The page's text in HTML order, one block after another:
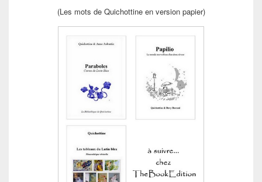
(Les mots de Quichottine en version papier)